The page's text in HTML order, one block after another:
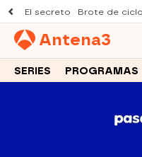
El secreto Brote de
Antena3
SERIES PROGRAMAS